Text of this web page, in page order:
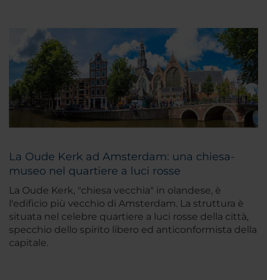
La Oude Kerk ad Amsterdam: una chiesa-
museo nel quartiere a luci rosse
La Oude Kerk, "chiesa vecchia" in olandese, è
l'edificio più vecchio di Amsterdam. La struttura è
situata nel celebre quartiere a luci rosse della città,
specchio dello spirito libero ed anticonformista della
capitale.